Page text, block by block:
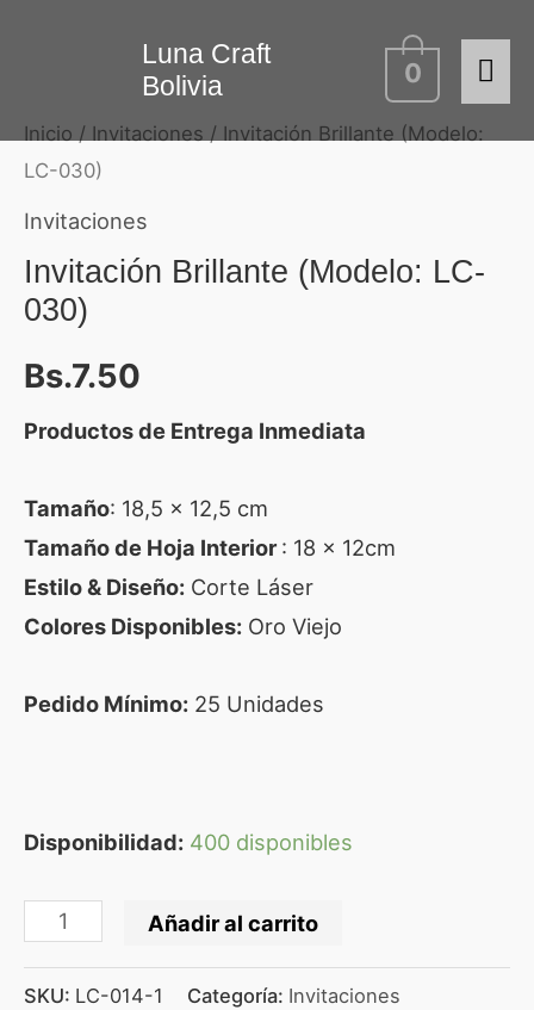
Luna Craft
Bolivia
0
Inicio / Invitaciones / Invitación Brillante (Modelo:
LC-030)
Invitaciones
Invitación Brillante (Modelo: LC-
030)
Bs.7.50
Productos de Entrega Inmediata
Tamaño: 18,5 x 12,5 cm
Tamaño de Hoja Interior: 18 x 12cm
Estilo & Diseño: Corte Láser
Colores Disponibles: Oro Viejo
Pedido Mínimo: 25 Unidades
Disponibilidad: 400 disponibles
(Modelo:
LC-
030)
Añadir al carrito
SKU: LC-014-1 Categoría: Invitaciones